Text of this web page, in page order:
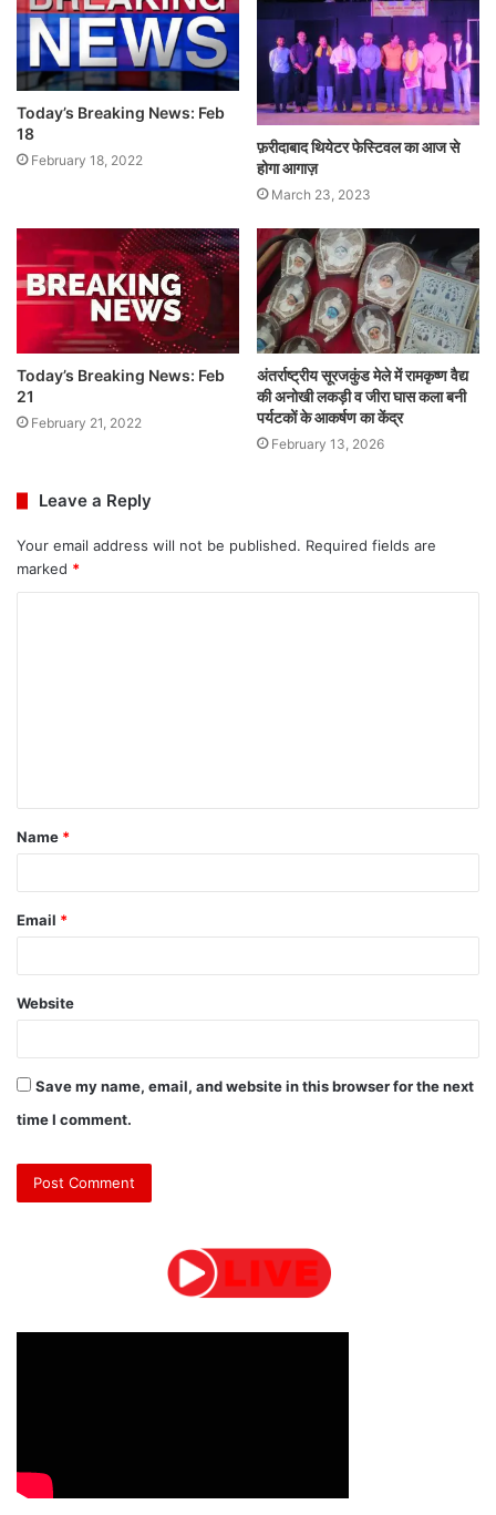
Today’s Breaking News: Feb
18
February 18, 2022
फ़रीदाबाद थियेटर फेस्टिवल का आज से
होगा आगाज़
March 23, 2023
Today’s Breaking News: Feb
21
February 21, 2022
अंतर्राष्ट्रीय सूरजकुंड मेले में रामकृष्ण वैद्य
की अनोखी लकड़ी व जीरा घास कला बनी
पर्यटकों के आकर्षण का केंद्र
February 13, 2026
Leave a Reply
Your email address will not be published. Required fields are
marked *
t
*
Name *
Email *
Website
Save my name, email, and website in this browser for the next
time I comment.